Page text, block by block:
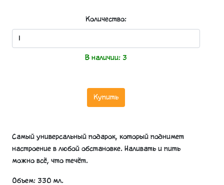
Количество:
В наличии: 3
Купить
Самый универсальный подарок, который поднимет
настроение в любой обстановке. Наливать и пить
можно всё, что течёт.
Объем: 330 мл.